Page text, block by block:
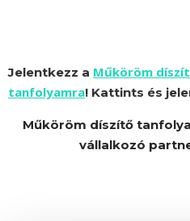
Jelentkezz a Műköröm
tanfolyamra! Kattints és
Műköröm díszítő
vállalkozó